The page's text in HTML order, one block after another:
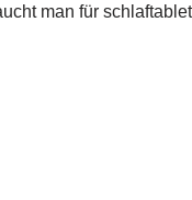
man für